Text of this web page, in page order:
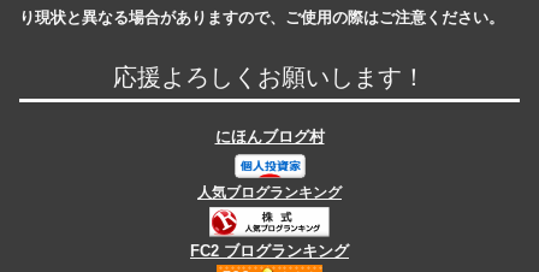
り現状と異なる場合がありますので、ご使用の際はご注意ください。
応援よろしくお願いします！
にほんブログ村
人気ブログランキング
FC2 ブログランキング